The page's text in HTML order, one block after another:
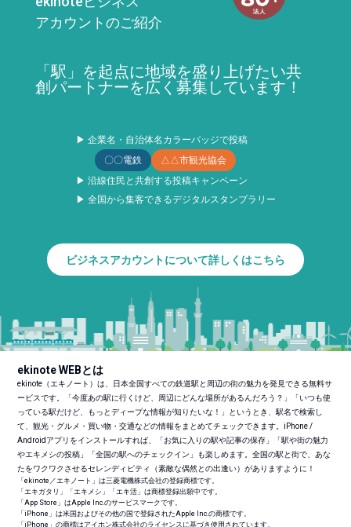
アカウントのご紹介
「駅」を起点に地域を盛り上げたい共
創パートナーを広く募集しています！
▶ 企業名・自治体名カラーバッジで投稿
〇〇電鉄
△△市観光協会
▶ 沿線住民と共創する投稿キャンペーン
▶ 全国から集客できるデジタルスタンプラリー
ビジネスアカウントについて詳しくはこちら
ekinote WEBとは
ekinote（エキノート）は、日本全国すべての鉄道駅と周辺の街の魅力を発見できる無料サ
ービスです。「今度あの駅に行くけど、周辺にどんな場所があるんだろう？」「いつも使
っている駅だけど、もっとディープな情報が知りたいな！」というとき、駅名で検索し
て、観光・グルメ・買い物・交通などの情報をまとめてチェックできます。iPhone /
Androidアプリをインストールすれば、「お気に入りの駅や記事の保存」「駅や街の魅力
やエキメシの投稿」「全国の駅へのチェックイン」も楽しめます。全国の駅と街で、あな
たをワクワクさせるセレンディピティ（素敵な偶然との出逢い）がありますように！
「ekinote／エキノート」は三菱電機株式会社の登録商標です。
「エキガタリ」「エキメシ」「エキ活」は商標登録出願中です。
「App Store」はApple Inc.のサービスマークです。
「iPhone」は米国およびその他の国で登録されたApple Inc.の商標です。
「iPhone」の商標はアイホン株式会社のライセンスに基づき使用されています。